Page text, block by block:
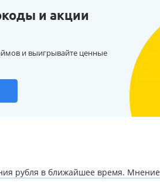
и акции
и выигрывайте ценные
рубля в ближайшее время. Мнение